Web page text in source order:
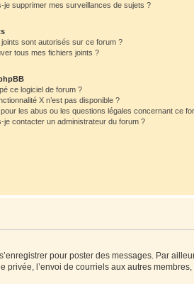
je supprimer mes surveillances de sujets ?
sont autorisés sur ce forum ?
tous mes fichiers joints ?
ce logiciel de forum ?
X n’est pas disponible ?
les abus ou les questions légales concernant ce
je contacter un administrateur du forum ?
pour poster des messages. Par
l’envoi de courriels aux autres